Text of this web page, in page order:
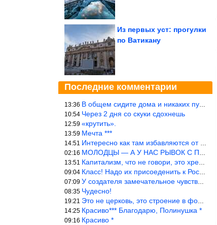
Из первых уст: прогулки
по Ватикану
Последние комментарии
13:36 В общем сидите дома и никаких путешествий А самая грязная в от
10:54 Через 2 дня со скуки сдохнешь
12:59 «крутить».
13:59 Мечта ***
14:51 Интересно как там избавляются от физиологических и прочих отходо
02:16 МОЛОДЦЫ — А У НАС РЫВОК С ПРОРЫВОМ В ТРУБУ
13:51 Капитализм, что не говори, это хреново (((
09:04 Класс! Надо их присоеденить к России!
07:09 У создателя замечательное чувство юмора! ))
08:35 Чудесно!
19:21 Это не церковь, это строение в форме церкви.
14:25 Красиво*** Благодарю, Полинушка *
09:16 Красиво *